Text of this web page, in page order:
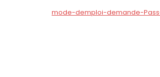
mode-demploi-demande-